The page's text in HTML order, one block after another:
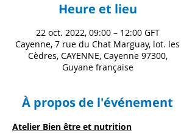
Heure et lieu
22 oct. 2022, 09:00 – 12:00 GFT
Cayenne, 7 rue du Chat Marguay, lot. les
Cèdres, CAYENNE, Cayenne 97300,
Guyane française
À propos de l'événement
Atelier Bien être et nutrition